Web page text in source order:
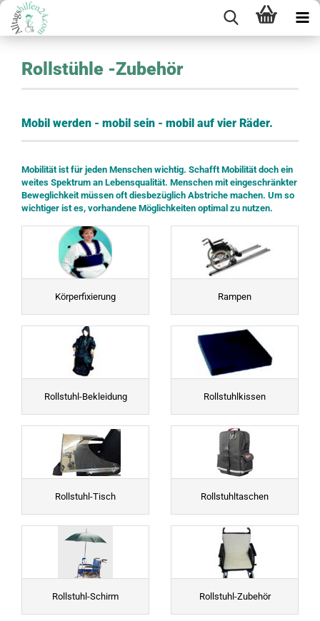
Rollstühle -Zubehör
Mobil werden - mobil sein - mobil auf vier Räder.
Mobilität ist für jeden Menschen wichtig. Schafft Mobilität doch ein
weites Spektrum an Lebensqualität. Menschen mit eingeschränkter
Beweglichkeit müssen oft diesbezüglich Abstriche machen. Um so
wichtiger ist es, vorhandene Möglichkeiten optimal zu nutzen.
Körperfixierung Rampen
Rollstuhl-Bekleidung Rollstuhlkissen
Rollstuhl-Tisch Rollstuhltaschen
Rollstuhl-Schirm Rollstuhl-Zubehör